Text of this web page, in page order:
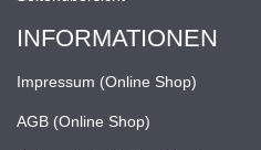
INFORMATIONEN
Impressum (Online Shop)
AGB (Online Shop)